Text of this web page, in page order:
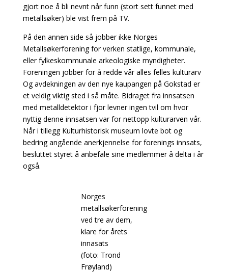
gjort noe å bli nevnt når funn (stort sett funnet med
metallsøker) ble vist frem på TV.
På den annen side så jobber ikke Norges
Metallsøkerforening for verken statlige, kommunale,
eller fylkeskommunale arkeologiske myndigheter.
Foreningen jobber for å redde vår alles felles kulturarv
Og avdekningen av den nye kaupangen på Gokstad er
et veldig viktig sted i så måte. Bidraget fra innsatsen
med metalldetektor i fjor levner ingen tvil om hvor
nyttig denne innsatsen var for nettopp kulturarven vår.
Når i tillegg Kulturhistorisk museum lovte bot og
bedring angående anerkjennelse for forenings innsats,
besluttet styret å anbefale sine medlemmer å delta i år
også.
Norges
metallsøkerforening
ved tre av dem,
klare for årets
innasats
(foto: Trond
Frøyland)